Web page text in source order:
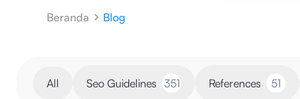
Beranda Blog
All Seo Guidelines 351 References 51